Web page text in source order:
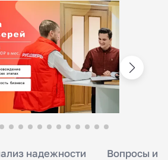
надежности Вопросы и